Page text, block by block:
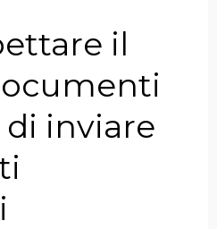
il
inviare